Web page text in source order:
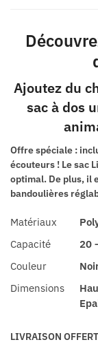
Ajoutez du
sac à dos
Offre spéciale :
écouteurs ! Le sac
optimal. De plus, il
bandoulières
Matériaux
Capacité
20
Couleur
Dimensions
LIVRAISON